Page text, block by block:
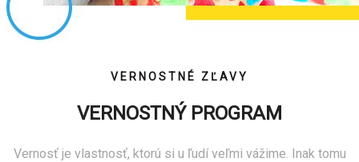
VERNOSTNÉ ZĽAVY
VERNOSTNÝ PROGRAM
Vernosť je vlastnosť, ktorú si u ľudí veľmi vážime. Inak tomu